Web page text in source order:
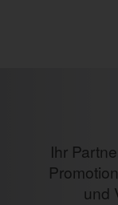
Ihr
und